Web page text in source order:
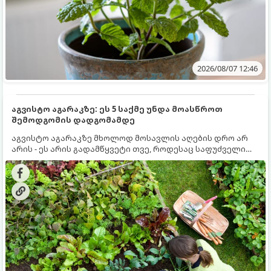
2026/08/07 12:46
აგვისტო აგარაკზე: ეს 5 საქმე უნდა მოასწროთ
შემოდგომის დადგომამდე
აგვისტო აგარაკზე მხოლოდ მოსავლის აღების დრო არ
არის - ეს არის გადამწყვეტი თვე, როდესაც საფუძველი
ეყრება მომავალი წლის მოსავალს და ბაღი მზადდება
შემოდგომა-ზამთრის სეზონისთვის. იმისათვის, რომ
ნიადაგმა ენერგია აღიდგინოს, ხოლო მცენარეებმა
ზამთარს გაუძლონ, აგვისტოს ბოლომდე 5
მნიშვნელოვანი საქმის გაკეთება უნდა მოასწროთ: